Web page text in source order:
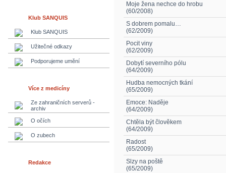
Klub SANQUIS
Klub SANQUIS
Užitečné odkazy
Podporujeme umění
Více z medicíny
Ze zahraničních serverů -
archiv
O očích
O zubech
Redakce
Moje žena nechce do hrobu
(60/2008)
S dobrem pomalu…
(62/2009)
Pocit viny
(62/2009)
Dobytí severního pólu
(64/2009)
Hudba nemocných tkání
(65/2009)
Emoce: Naděje
(64/2009)
Chtěla být člověkem
(64/2009)
Radost
(65/2009)
Slzy na poště
(65/2009)